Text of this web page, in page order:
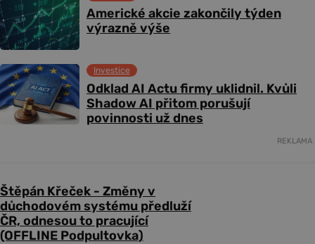
Americké akcie zakončily týden
výrazně výše
Odklad AI Actu firmy uklidnil. Kvůli
Shadow AI přitom porušují
povinnosti už dnes
Investice
REKLAMA
Štěpán Křeček - Změny v
důchodovém systému předluží
ČR, odnesou to pracující
(OFFLINE Podpultovka)